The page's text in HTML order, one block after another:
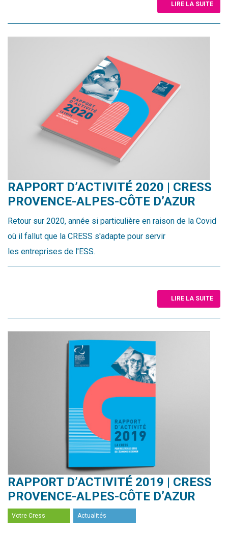
LIRE LA SUITE
RAPPORT D’ACTIVITÉ 2020 | CRESS
PROVENCE-ALPES-CÔTE D’AZUR
Retour sur 2020, année si particulière en raison de la Covid
où il fallut que la CRESS s'adapte pour servir
les entreprises de l'ESS.
LIRE LA SUITE
RAPPORT D’ACTIVITÉ 2019 | CRESS
PROVENCE-ALPES-CÔTE D’AZUR
Votre Cress Actualités